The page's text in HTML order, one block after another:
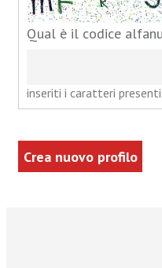
Qual è il codice
inseriti i caratteri